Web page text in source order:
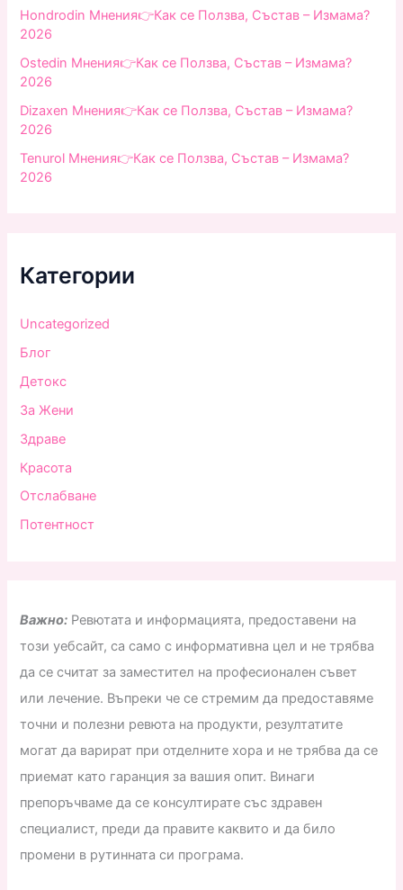
Hondrodin Мнения👉Как се Ползва, Състав – Измама?
2026
Ostedin Мнения👉Как се Ползва, Състав – Измама?
2026
Dizaxen Мнения👉Как се Ползва, Състав – Измама?
2026
Tenurol Мнения👉Как се Ползва, Състав – Измама?
2026
Категории
Uncategorized
Блог
Детокс
За Жени
Здраве
Красота
Отслабване
Потентност
Важно: Ревютата и информацията, предоставени на
този уебсайт, са само с информативна цел и не трябва
да се считат за заместител на професионален съвет
или лечение. Въпреки че се стремим да предоставяме
точни и полезни ревюта на продукти, резултатите
могат да варират при отделните хора и не трябва да се
приемат като гаранция за вашия опит. Винаги
препоръчваме да се консултирате със здравен
специалист, преди да правите каквито и да било
промени в рутинната си програма.